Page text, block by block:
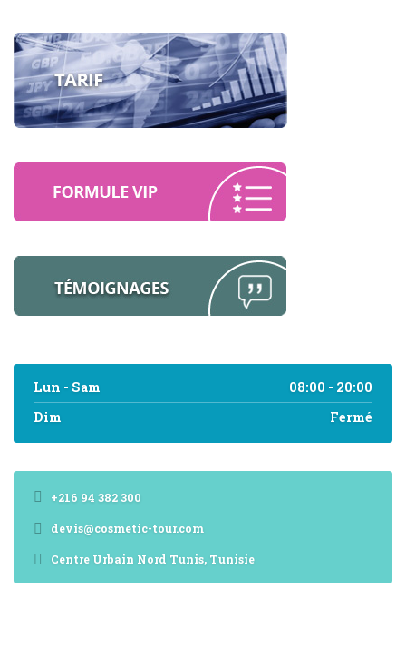
Lun - Sam
08:00 - 20:00
Dim
Fermé
+216 94 382 300
devis@cosmetic-tour.com
Centre Urbain Nord Tunis, Tunisie